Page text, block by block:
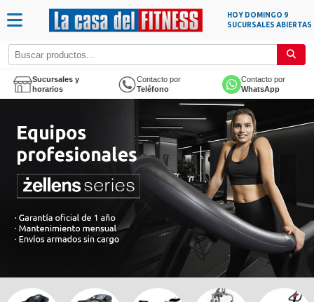
HOY DOMINGO 9
SUCURSALES ABIERTAS
Sucursales y
horarios
Contacto por
Teléfono
Contacto por
WhatsApp